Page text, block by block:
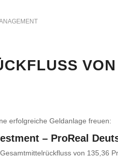
erfolgreiche Geldanlage freuen:
– ProReal
von 135,36